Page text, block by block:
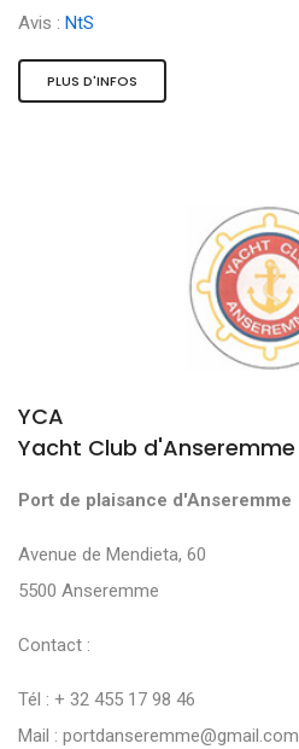
Avis : NtS
PLUS D'INFOS
YCA
Yacht Club d'Anseremme
Port de plaisance d'Anseremme
Avenue de Mendieta, 60
5500 Anseremme
Contact :
Tél : + 32 455 17 98 46
Mail : portdanseremme@gmail.com